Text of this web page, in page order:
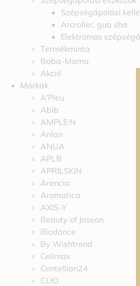
Szépségápolási
Arcroller, gua sha
Elektromos
Termékminta
Baba-Mama
Akció
Márkák
A’Pieu
Abib
AMPLE:N
Anlan
ANUA
APLB
APRILSKIN
Arencia
Aromatica
AXIS-Y
Beauty of Joseon
Biodance
By Wishtrend
Celimax
Centellian24
CLIO